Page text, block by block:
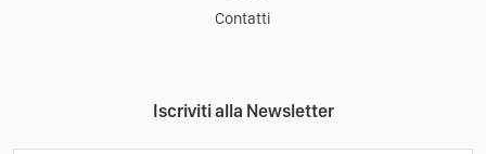
Contatti
Iscriviti alla Newsletter